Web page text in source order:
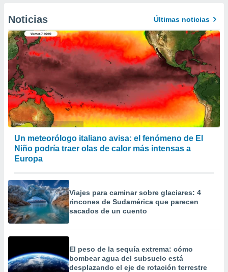
Noticias Últimas noticias
Un meteorólogo italiano avisa: el fenómeno de El
Niño podría traer olas de calor más intensas a
Europa
Viajes para caminar sobre glaciares: 4
rincones de Sudamérica que parecen
sacados de un cuento
El peso de la sequía extrema: cómo
bombear agua del subsuelo está
desplazando el eje de rotación terrestre